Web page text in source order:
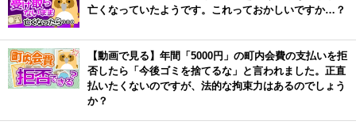
亡くなっていたようです。これっておかしいですか…？
【動画で見る】年間「5000円」の町内会費の支払いを拒
否したら「今後ゴミを捨てるな」と言われました。正直
払いたくないのですが、法的な拘束力はあるのでしょう
か？